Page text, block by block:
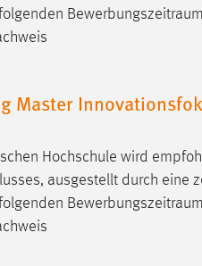
Bewerbungszeitraum
Master
Hochschule wird
ausgestellt durch eine
Bewerbungszeitraum